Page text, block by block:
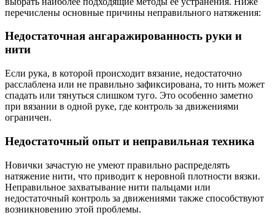
перечислены основные причины неправильного натяжения:
Недостаточная ангаражированность руки и
нити
Если рука, в которой происходит вязание, недостаточно
расслаблена или не правильно зафиксирована, то нить может
спадать или тянуться слишком туго. Это особенно заметно
при вязании в одной руке, где контроль за движениями
ограничен.
Недостаточный опыт и неправильная техника
Новички зачастую не умеют правильно распределять
натяжение нити, что приводит к неровной плотности вязки.
Неправильное захватывание нити пальцами или
недостаточный контроль за движениями также способствуют
возникновению этой проблемы.